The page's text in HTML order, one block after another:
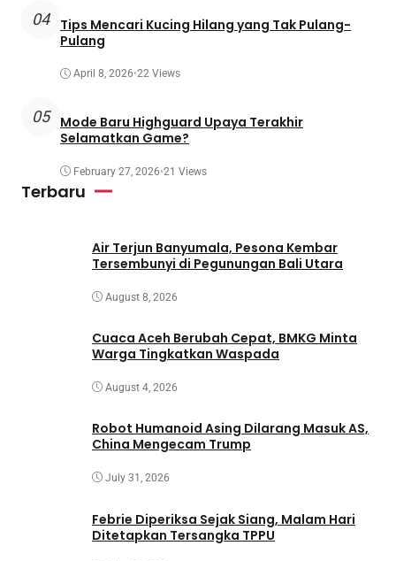
04
Tips Mencari Kucing Hilang yang Tak Pulang-
Pulang
April 8, 2026•22 Views
05
Mode Baru Highguard Upaya Terakhir
Selamatkan Game?
February 27, 2026•21 Views
Terbaru
Air Terjun Banyumala, Pesona Kembar
Tersembunyi di Pegunungan Bali Utara
August 8, 2026
Cuaca Aceh Berubah Cepat, BMKG Minta
Warga Tingkatkan Waspada
August 4, 2026
Robot Humanoid Asing Dilarang Masuk AS,
China Mengecam Trump
July 31, 2026
Febrie Diperiksa Sejak Siang, Malam Hari
Ditetapkan Tersangka TPPU